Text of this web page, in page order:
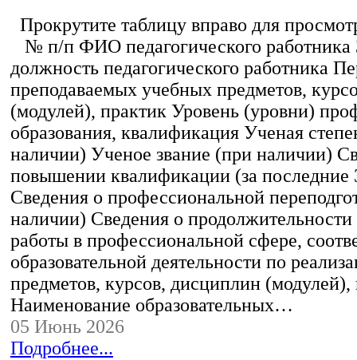
Прокрутите таблицу вправо для
№ п/п ФИО педагогического работника
должность педагогического работника
преподаваемых учебных предметов,
(модулей), практик Уровень (уровни)
образования, квалификация Ученая
наличии) Ученое звание (при наличии)
повышении квалификации (за последние
Сведения о профессиональной
наличии) Сведения о
работы в профессиональной сфере,
образовательной деятельности по
предметов, курсов, дисциплин (модулей),
Наименование образовательных…
05 Июнь 2026
Подробнее...